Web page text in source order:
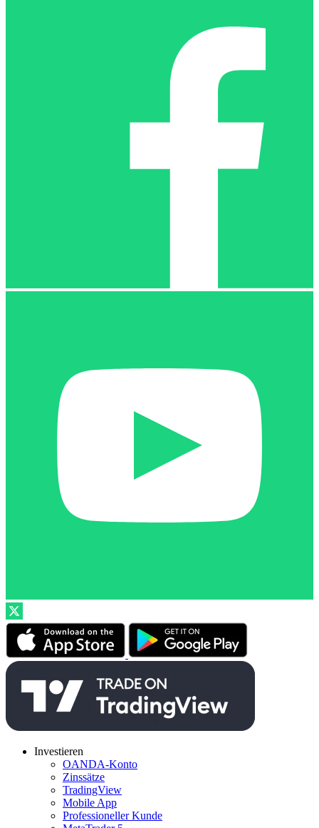
Investieren
OANDA-Konto
Zinssätze
TradingView
Mobile App
Professioneller Kunde